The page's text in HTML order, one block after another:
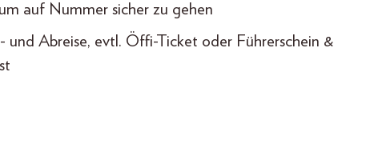
auf Nummer sicher zu gehen
Abreise, evtl. Öffi-Ticket oder Führerschein &